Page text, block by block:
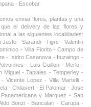
- Escobar
enviar flores, plantas y una
el delivery de las flores y
a las siguientes localidades:
Justo - Sarandi - Tigre - Valentin
- Villa Fiorito - Campo de
- Isidro Casanova - Ituzaingo -
- Luis Guillon - Merlo -
Miguel - Tapiales - Temperley -
Vicente Lopez - Villa Martelli -
- Chilavert - El Palomar - Jose
y Marquez - San
Bonzi - Bancalari - Carupa -